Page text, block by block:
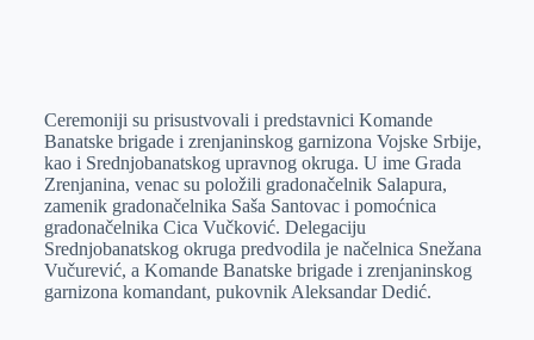
Ceremoniji su prisustvovali i predstavnici Komande
Banatske brigade i zrenjaninskog garnizona Vojske Srbije,
kao i Srednjobanatskog upravnog okruga. U ime Grada
Zrenjanina, venac su položili gradonačelnik Salapura,
zamenik gradonačelnika Saša Santovac i pomoćnica
gradonačelnika Cica Vučković. Delegaciju
Srednjobanatskog okruga predvodila je načelnica Snežana
Vučurević, a Komande Banatske brigade i zrenjaninskog
garnizona komandant, pukovnik Aleksandar Dedić.